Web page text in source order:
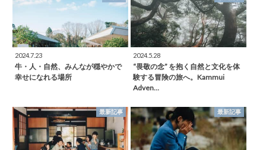
2024.7.23
牛・人・自然、みんなが穏やかで
幸せになれる場所
2024.5.28
“畏敬の念” を抱く自然と文化を体
験する冒険の旅へ。Kammui
Adven…
最新記事 最新記事